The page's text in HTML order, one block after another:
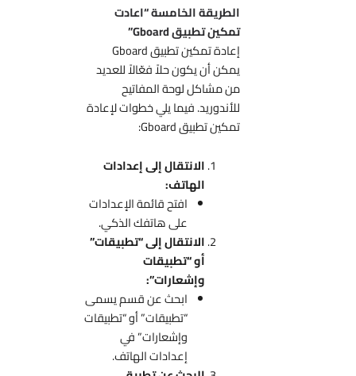
الطريقة الخامسة “اعادت
تمكين تطبيق Gboard”
إعادة تمكين تطبيق Gboard
يمكن أن يكون حلاً فعّالاً للعديد
من مشاكل لوحة المفاتيح
للأندوريد. فيما يلي خطوات لإعادة
تمكين تطبيق Gboard:
الانتقال إلى إعدادات
الهاتف:
افتح قائمة الإعدادات
على هاتفك الذكي.
الانتقال إلى “تطبيقات”
أو “تطبيقات
وإشعارات”:
ابحث عن قسم يسمى
“تطبيقات” أو “تطبيقات
وإشعارات” في
إعدادات الهاتف.